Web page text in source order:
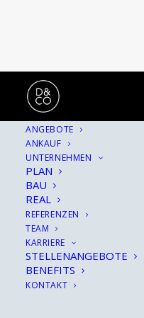
ANGEBOTE
ANKAUF
UNTERNEHMEN
PLAN
BAU
REAL
REFERENZEN
TEAM
KARRIERE
STELLENANGEBOTE
BENEFITS
KONTAKT
Hinter
sich eine